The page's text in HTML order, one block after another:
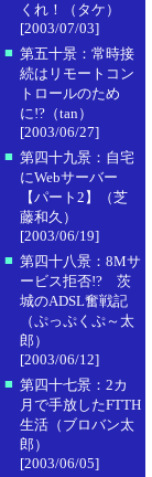
くれ！（タケ）
[2003/07/03]
■ 第五十景：常時接
続はリモートコン
トロールのため
に!?（tan）
[2003/06/27]
■ 第四十九景：自宅
にWebサーバー
【パート2】（芝
藤和久）
[2003/06/19]
■ 第四十八景：8Mサ
ービス拒否!? 茨
城のADSL奮戦記
（ぷっぷくぷ～太
郎）
[2003/06/12]
■ 第四十七景：2カ
月で手放したFTTH
生活（ブロバン太
郎）
[2003/06/05]